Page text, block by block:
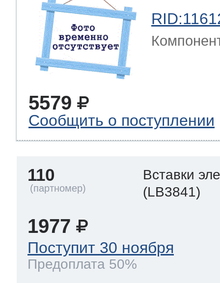
5579
Сообщить о поступлении
110
Вставки
(LB3841)
1977
Поступит 30 ноября
Предоплата 50%